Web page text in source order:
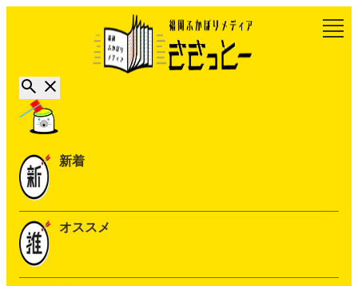
新着
オススメ